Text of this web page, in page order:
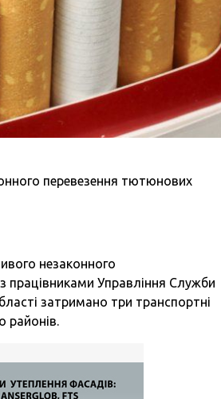
перевезення тютюнових
незаконного
працівниками Управління Служби
затримано три транспортні
районів.